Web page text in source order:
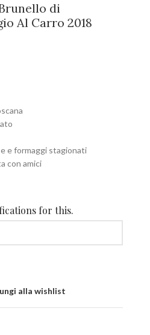
di
Al Carro 2018
e formaggi stagionati
con amici
for this.
alla wishlist